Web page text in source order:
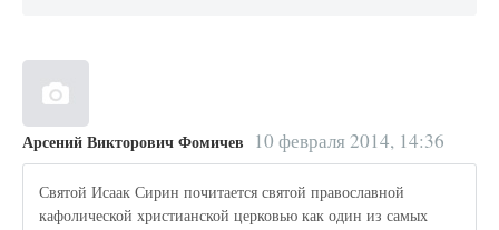
Арсений Викторович Фомичев 10 февраля 2014, 14:36
Святой Исаак Сирин почитается святой православной
кафолической христианской церковью как один из самых